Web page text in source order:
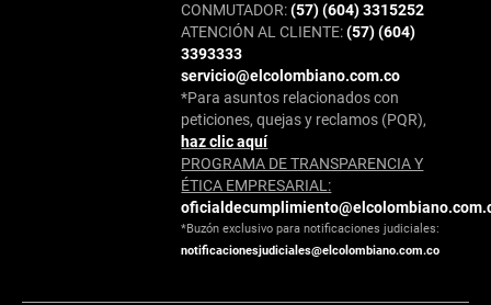
CONMUTADOR:(57) (604) 3315252
ATENCIÓN AL CLIENTE:(57) (604)
3393333
servicio@elcolombiano.com.co
*Para asuntos relacionados con
peticiones, quejas y reclamos (PQR),
haz clic aquí
PROGRAMA DE TRANSPARENCIA Y
ÉTICA EMPRESARIAL:
*Buzón exclusivo para notificaciones judiciales:
notificacionesjudiciales@elcolombiano.com.co